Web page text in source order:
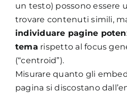
un testo) possono essere
trovare contenuti simili,
individuare pagine
tema rispetto al focus
(“centroid”).
Misurare quanto gli
pagina si discostano